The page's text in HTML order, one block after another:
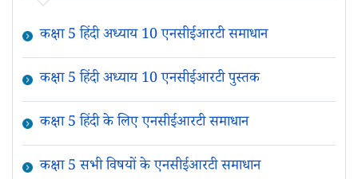
कक्षा 5 हिंदी अध्याय 10 एनसीईआरटी समाधान
कक्षा 5 हिंदी अध्याय 10 एनसीईआरटी पुस्तक
कक्षा 5 हिंदी के लिए एनसीईआरटी समाधान
कक्षा 5 सभी विषयों के एनसीईआरटी समाधान